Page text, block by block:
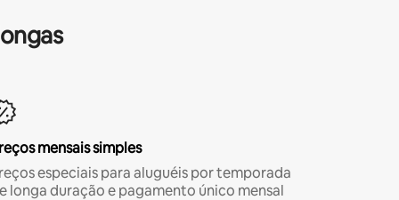
mensais simples
especiais para aluguéis por temporada
longa duração e pagamento único mensal